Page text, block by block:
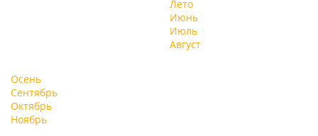
Лето
Июнь
Июль
Август
Осень
Сентябрь
Октябрь
Ноябрь